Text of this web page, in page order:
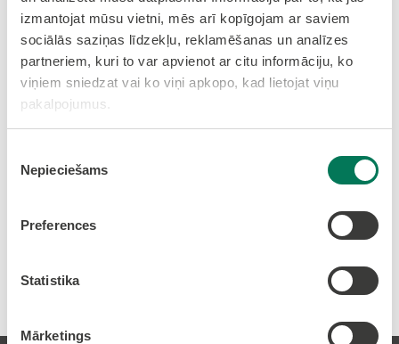
izmantojat mūsu vietni, mēs arī kopīgojam ar saviem
sociālās saziņas līdzekļu, reklamēšanas un analīzes
partneriem, kuri to var apvienot ar citu informāciju, ko
viņiem sniedzat vai ko viņi apkopo, kad lietojat viņu
pakalpojumus.
izvēle
Nepieciešams
Preferences
Statistika
Mārketings
programmā 2014.-2020. gadam" (26.04.2023.)
Grozījumi Olaines novada attīstības programmā
2014.-2020. gadam;Domes lēmums "Par
grozījumiem Olaines novada attīstības
programmā 2014.-2020. gadam"
attīstības programmas 2014. -